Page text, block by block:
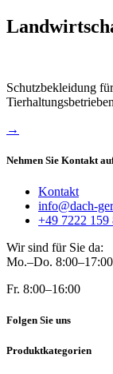
Schutzbekleidung
→
Nehmen Sie Kontakt
Kontakt
info@dach-
+49 7222 159
Wir sind für Sie da:
Mo.–Do. 8:00–17:00
Fr. 8:00–16:00
Folgen Sie uns
Produktkategorien